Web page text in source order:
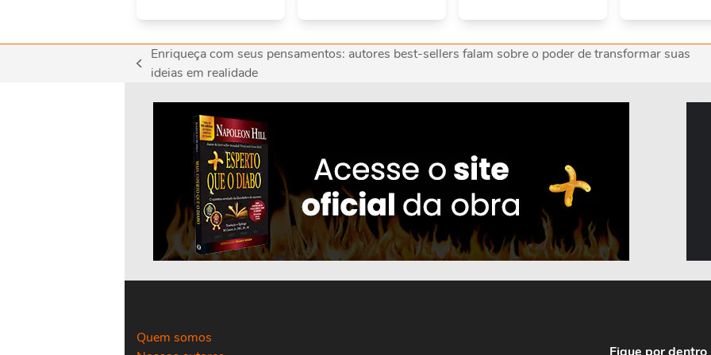
previous
Enriqueça com seus pensamentos: autores best-sellers falam sobre o poder de transformar suas
ideias em realidade
Quem somos
Fique por dentro